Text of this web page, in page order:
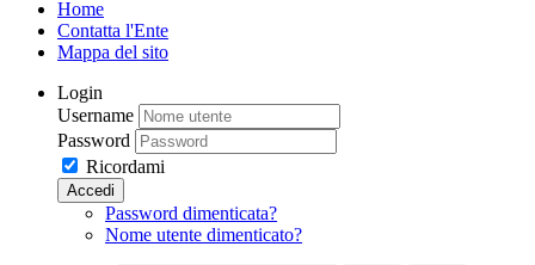
Home
Contatta l'Ente
Mappa del sito
Login
Username
Password
Ricordami
Accedi
Password dimenticata?
Nome utente dimenticato?